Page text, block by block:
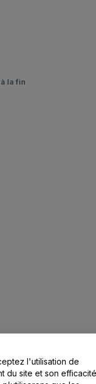
la fin
l'utilisation de
du site et son efficacité